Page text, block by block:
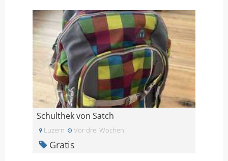
Schulthek von Satch
Luzern Vor drei Wochen
Gratis